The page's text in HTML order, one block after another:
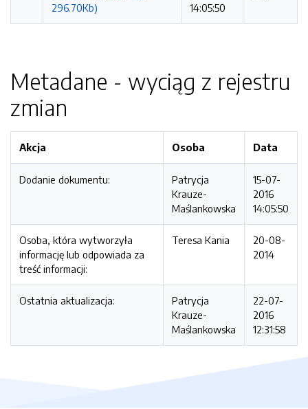
296.70Kb)
14:05:50
Metadane - wyciąg z rejestru
zmian
Akcja Osoba Data
Dodanie dokumentu:
Patrycja
Krauze-
Maślankowska
15-07-
2016
14:05:50
Osoba, która wytworzyła
informację lub odpowiada za
treść informacji:
Teresa Kania
20-08-
2014
Ostatnia aktualizacja:
Patrycja
Krauze-
Maślankowska
22-07-
2016
12:31:58